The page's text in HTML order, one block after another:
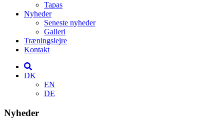
Tapas
Nyheder
Seneste nyheder
Galleri
Træningslejre
Kontakt
DK
EN
DE
Nyheder